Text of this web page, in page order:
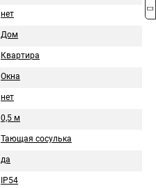
нет
Дом
Квартира
Окна
нет
0,5 м
Тающая сосулька
да
IP54